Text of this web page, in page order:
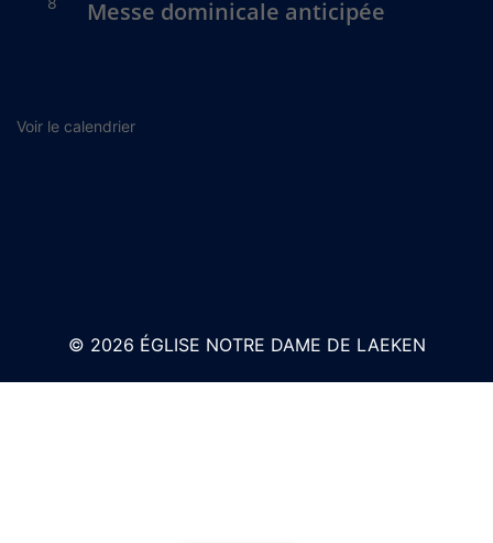
Messe dominicale anticipée
Voir le calendrier
© 2026 ÉGLISE NOTRE DAME DE LAEKEN